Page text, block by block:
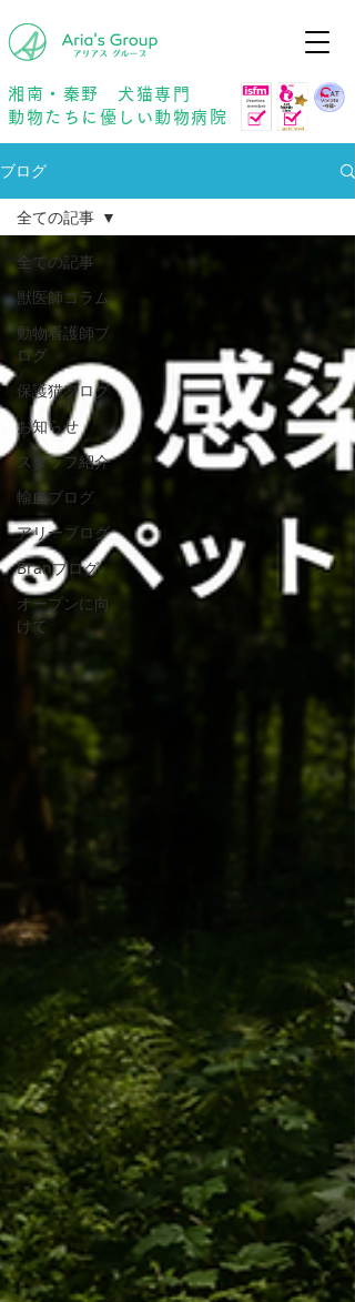
湘南・秦野 犬猫専門
動物たちに優しい動物病院
ブログ
全ての記事
獣医師コラム
動物看護師ブ
ログ
保護猫ブログ
お知らせ
スタッフ紹介
輸血ブログ
アリーブログ
Branブログ
オープンに向
けて
全ての記事